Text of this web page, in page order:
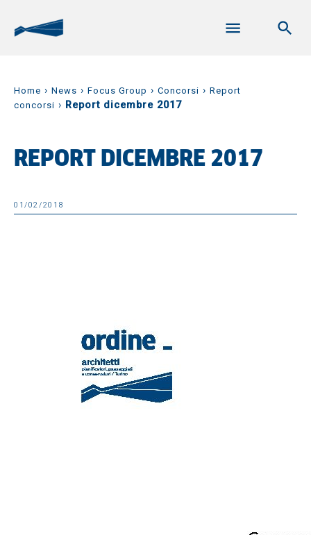
Home › News › Focus Group › Concorsi › Report
concorsi › Report dicembre 2017
REPORT DICEMBRE 2017
01/02/2018